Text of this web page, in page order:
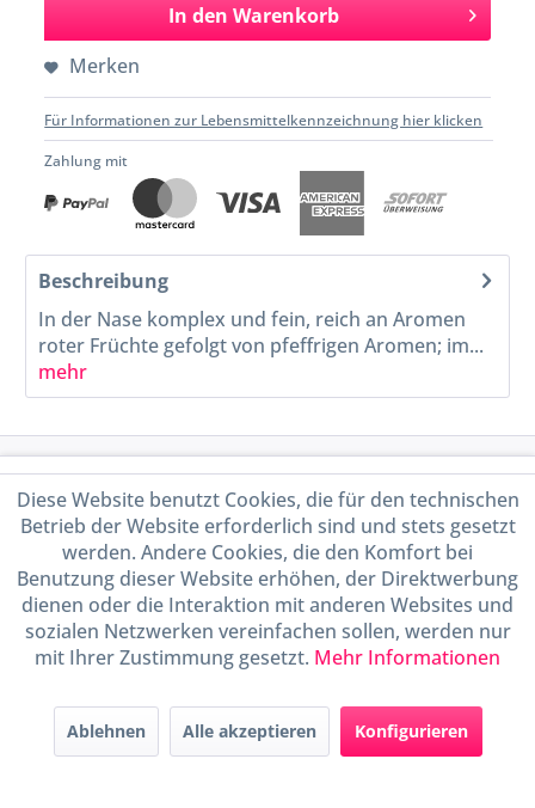
In den Warenkorb
Merken
Für Informationen zur Lebensmittelkennzeichnung hier klicken
Zahlung mit
Beschreibung
In der Nase komplex und fein, reich an Aromen
roter Früchte gefolgt von pfeffrigen Aromen; im...
mehr
Shop Service
Informationen
Handel mit BIO-Weinen
durch DE-ÖKO-009
Diese Website benutzt Cookies, die für den technischen
Betrieb der Website erforderlich sind und stets gesetzt
werden. Andere Cookies, die den Komfort bei
Benutzung dieser Website erhöhen, der Direktwerbung
dienen oder die Interaktion mit anderen Websites und
sozialen Netzwerken vereinfachen sollen, werden nur
mit Ihrer Zustimmung gesetzt. Mehr Informationen
Ablehnen Alle akzeptieren Konfigurieren